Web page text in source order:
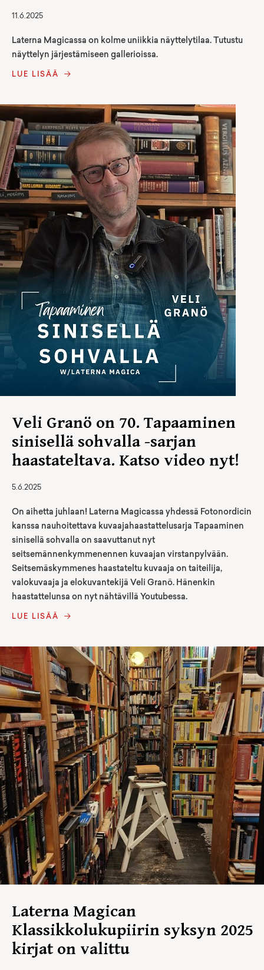
11.6.2025
Laterna Magicassa on kolme uniikkia näyttelytilaa. Tutustu
näyttelyn järjestämiseen gallerioissa.
LUE LISÄÄ
Veli Granö on 70. Tapaaminen
sinisellä sohvalla -sarjan
haastateltava. Katso video nyt!
5.6.2025
On aihetta juhlaan! Laterna Magicassa yhdessä Fotonordicin
kanssa nauhoitettava kuvaajahaastattelusarja Tapaaminen
sinisellä sohvalla on saavuttanut nyt
seitsemännenkymmenennen kuvaajan virstanpylvään.
Seitsemäskymmenes haastateltu kuvaaja on taiteilija,
valokuvaaja ja elokuvantekijä Veli Granö. Hänenkin
haastattelunsa on nyt nähtävillä Youtubessa.
LUE LISÄÄ
Laterna Magican
Klassikkolukupiirin syksyn 2025
kirjat on valittu